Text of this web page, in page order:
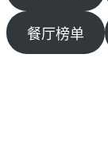
餐厅榜单